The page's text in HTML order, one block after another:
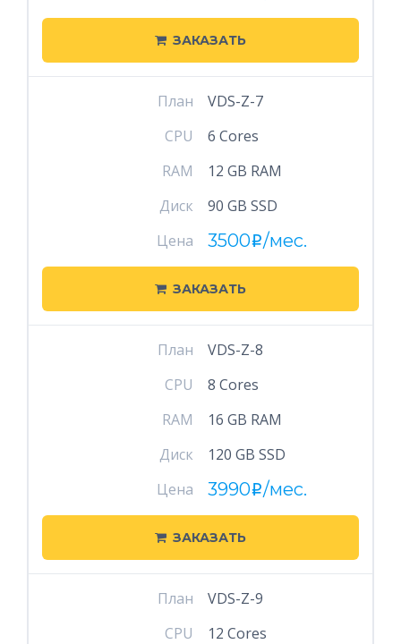
ЗАКАЗАТЬ
План
VDS-Z-7
CPU
6 Cores
RAM
12 GB RAM
Диск
90 GB SSD
Цена
3500i/мес.
ЗАКАЗАТЬ
План
VDS-Z-8
CPU
8 Cores
RAM
16 GB RAM
Диск
120 GB SSD
Цена
3990i/мес.
ЗАКАЗАТЬ
План
VDS-Z-9
CPU
12 Cores